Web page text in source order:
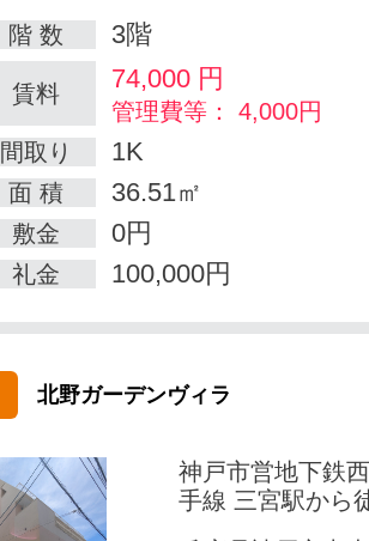
階 数 3階
賃料 74,000 円
管理費等： 4,000円
間取り
1K
面 積 36.51㎡
敷金 0円
礼金 100,000円
北野ガーデンヴィラ
神戸市営地下鉄
手線 三宮駅から